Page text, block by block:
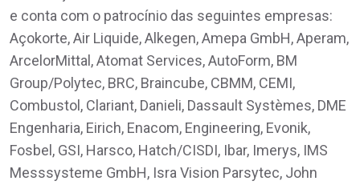
e conta com o patrocínio das seguintes empresas:
Açokorte, Air Liquide, Alkegen, Amepa GmbH, Aperam,
ArcelorMittal, Atomat Services, AutoForm, BM
Group/Polytec, BRC, Braincube, CBMM, CEMI,
Combustol, Clariant, Danieli, Dassault Systèmes, DME
Engenharia, Eirich, Enacom, Engineering, Evonik,
Fosbel, GSI, Harsco, Hatch/CISDI, Ibar, Imerys, IMS
Messsysteme GmbH, Isra Vision Parsytec, John